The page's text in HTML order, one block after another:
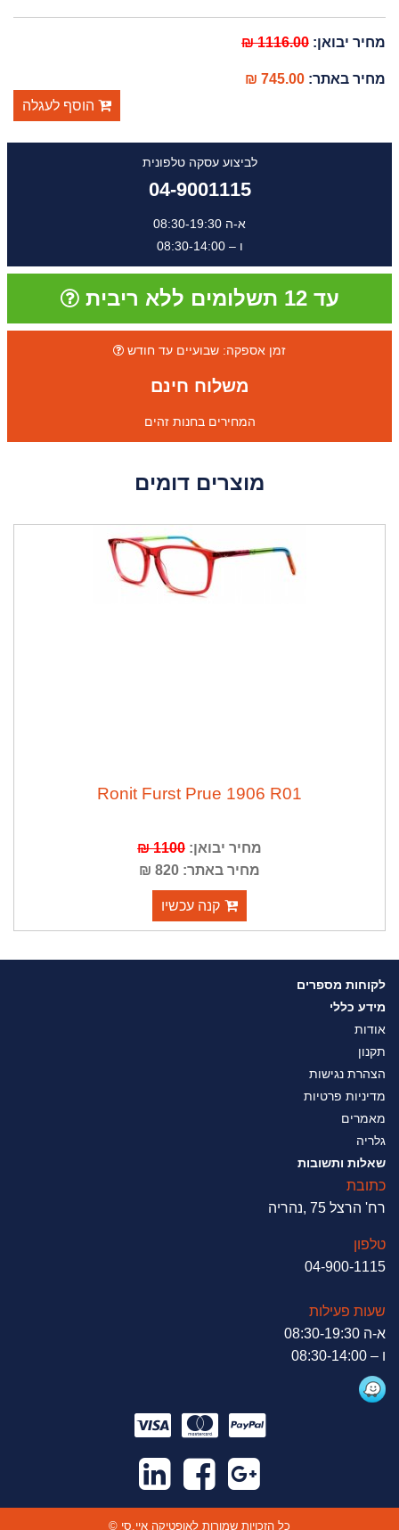
מחיר יבואן:1116.00 ₪
מחיר באתר:745.00 ₪
הוסף לעגלה
לביצוע עסקה טלפונית
04-9001115
א-ה 08:30-19:30
ו – 08:30-14:00
עד 12 תשלומים ללא ריבית
זמן אספקה: שבועיים עד חודש
משלוח חינם
המחירים בחנות זהים
מוצרים דומים
Ronit Furst Prue 1906 R01
מחיר יבואן:1100 ₪
מחיר באתר: 820 ₪
קנה עכשיו
לקוחות מספרים
מידע כללי
אודות
תקנון
הצהרת נגישות
מדיניות פרטיות
מאמרים
גלריה
שאלות ותשובות
כתובת
רח' הרצל 75 ,נהריה
טלפון
04-900-1115
שעות פעילות
א-ה 08:30-19:30
ו – 08:30-14:00
© כל הזכויות שמורות לאופטיקה איי.סי